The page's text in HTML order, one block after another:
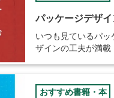
パッケージデザ
いつも見ているパッ
ザインの工夫が満載
おすすめ書籍・本